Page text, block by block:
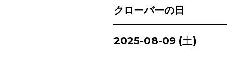
クローバーの日
2025-08-09 (土)